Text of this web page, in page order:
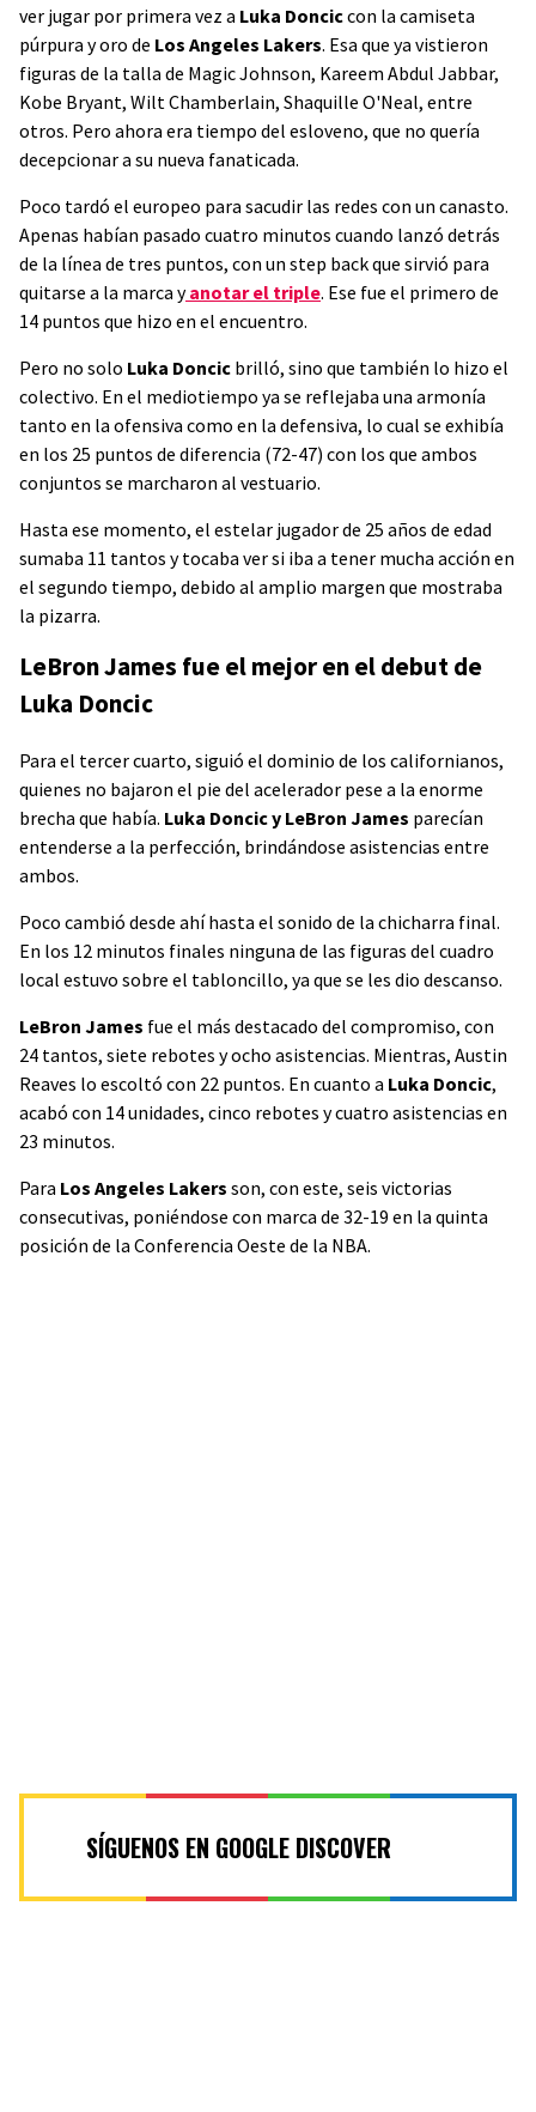
ver jugar por primera vez a Luka Donciccon la camiseta
púrpura y oro de Los Angeles Lakers. Esa que ya vistieron
figuras de la talla de Magic Johnson, Kareem Abdul Jabbar,
Kobe Bryant, Wilt Chamberlain, Shaquille O'Neal, entre
otros. Pero ahora era tiempo del esloveno, que no quería
decepcionar a su nueva fanaticada.
Poco tardó el europeo para sacudir las redes con un canasto.
Apenas habían pasado cuatro minutos cuando lanzó detrás
de la línea de tres puntos, con un step back que sirvió para
quitarse a la marca yanotar el triple. Ese fue el primero de
14 puntos que hizo en el encuentro.
Pero no solo Luka Doncic brilló, sino que también lo hizo el
colectivo. En el mediotiempo ya se reflejaba una armonía
tanto en la ofensiva como en la defensiva, lo cual se exhibía
en los 25 puntos de diferencia (72-47) con los que ambos
conjuntos se marcharon al vestuario.
Hasta ese momento, el estelar jugador de 25 años de edad
sumaba 11 tantos y tocaba ver si iba a tener mucha acción en
el segundo tiempo, debido al amplio margen que mostraba
la pizarra.
LeBron James fue el mejor en el debut de
Luka Doncic
Para el tercer cuarto, siguió el dominio de los californianos,
quienes no bajaron el pie del acelerador pese a la enorme
brecha que había. Luka Doncic y LeBron James parecían
entenderse a la perfección, brindándose asistencias entre
ambos.
Poco cambió desde ahí hasta el sonido de la chicharra final.
En los 12 minutos finales ninguna de las figuras del cuadro
local estuvo sobre el tabloncillo, ya que se les dio descanso.
LeBron James fue el más destacado del compromiso, con
24 tantos, siete rebotes y ocho asistencias. Mientras, Austin
Reaves lo escoltó con 22 puntos. En cuanto a Luka Doncic,
acabó con 14 unidades, cinco rebotes y cuatro asistencias en
23 minutos.
Para Los Angeles Lakers son, con este, seis victorias
consecutivas, poniéndose con marca de 32-19 en la quinta
posición de la Conferencia Oeste de la NBA.
SÍGUENOS EN GOOGLE DISCOVER